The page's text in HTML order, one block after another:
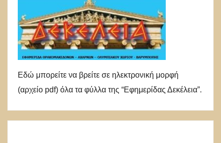
Εδώ μπορείτε να βρείτε σε ηλεκτρονική μορφή
(αρχείο pdf) όλα τα φύλλα της “Εφημερίδας Δεκέλεια”.